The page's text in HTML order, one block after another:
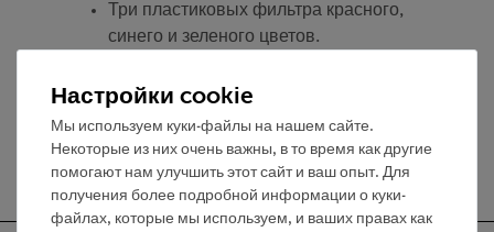
Три пластиковых фильтра красного,
синего и зеленого цветов.
Настройки cookie
Мы используем куки-файлы на нашем сайте.
Некоторые из них очень важны, в то время как другие
помогают нам улучшить этот сайт и ваш опыт. Для
получения более подробной информации о куки-
файлах, которые мы используем, и ваших правах как